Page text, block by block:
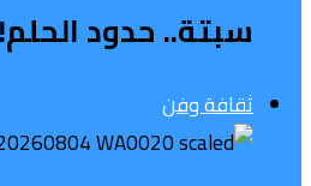
سبتة.. حدود الحلم!
ثقافة وفن